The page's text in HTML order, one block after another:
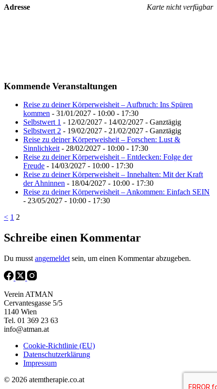
Karte nicht verfügbar
Adresse
Kommende Veranstaltungen
Reise zu deiner Körperweisheit – Aufbruch: Ins Spüren
kommen - 31/01/2027 - 10:00 - 17:30
Selbstwert 1 - 12/02/2027 - 14/02/2027 - Ganztägig
Selbstwert 2 - 19/02/2027 - 21/02/2027 - Ganztägig
Reise zu deiner Körperweisheit – Forschen: Lust &
Sinnlichkeit - 28/02/2027 - 10:00 - 17:30
Reise zu deiner Körperweisheit – Entdecken: Folge der
Freude - 14/03/2027 - 10:00 - 17:30
Reise zu deiner Körperweisheit – Innehalten: Mit der Kraft
der Ahninnen - 18/04/2027 - 10:00 - 17:30
Reise zu deiner Körperweisheit – Ankommen: Einfach SEIN
- 23/05/2027 - 10:00 - 17:30
< 1 2
Schreibe einen Kommentar
Du musst angemeldet sein, um einen Kommentar abzugeben.
Verein ATMAN
Cervantesgasse 5/5
1140 Wien
Tel. 01 369 23 63
info@atman.at
Cookie-Richtlinie (EU)
Datenschutzerklärung
Impressum
© 2026 atemtherapie.co.at